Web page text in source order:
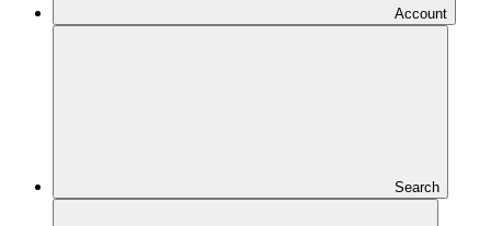
Account
Search